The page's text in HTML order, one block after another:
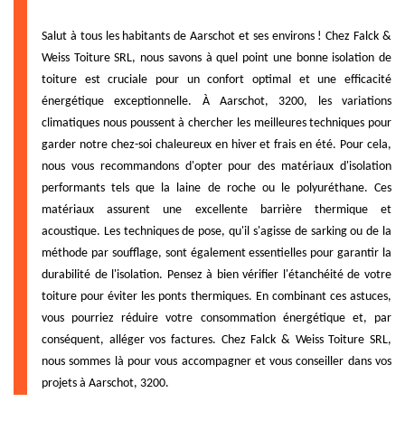
Salut à tous les habitants de Aarschot et ses environs ! Chez Falck &
Weiss Toiture SRL, nous savons à quel point une bonne isolation de
toiture est cruciale pour un confort optimal et une efficacité
énergétique exceptionnelle. À Aarschot, 3200, les variations
climatiques nous poussent à chercher les meilleures techniques pour
garder notre chez-soi chaleureux en hiver et frais en été. Pour cela,
nous vous recommandons d'opter pour des matériaux d'isolation
performants tels que la laine de roche ou le polyuréthane. Ces
matériaux assurent une excellente barrière thermique et
acoustique. Les techniques de pose, qu'il s'agisse de sarking ou de la
méthode par soufflage, sont également essentielles pour garantir la
durabilité de l'isolation. Pensez à bien vérifier l'étanchéité de votre
toiture pour éviter les ponts thermiques. En combinant ces astuces,
vous pourriez réduire votre consommation énergétique et, par
conséquent, alléger vos factures. Chez Falck & Weiss Toiture SRL,
nous sommes là pour vous accompagner et vous conseiller dans vos
projets à Aarschot, 3200.